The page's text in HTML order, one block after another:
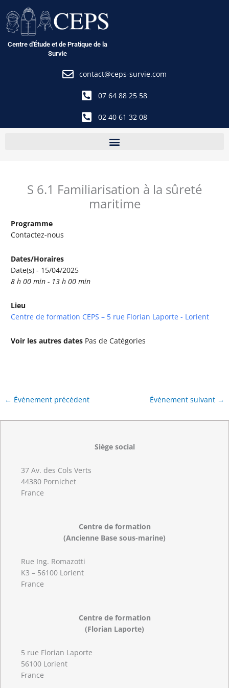
au
contenu
Centre d'Étude et de Pratique de la
Survie
contact@ceps-survie.com
07 64 88 25 58
02 40 61 32 08
S 6.1 Familiarisation à la sûreté
maritime
Programme
Contactez-nous
Dates/Horaires
Date(s) - 15/04/2025
8 h 00 min - 13 h 00 min
Lieu
Centre de formation CEPS – 5 rue Florian Laporte - Lorient
Voir les autres dates Pas de Catégories
← Évènement précédent Évènement suivant →
Siège social
37 Av. des Cols Verts
44380 Pornichet
France
Centre de formation
(Ancienne Base sous-marine)
Rue Ing. Romazotti
K3 – 56100 Lorient
France
Centre de formation
(Florian Laporte)
5 rue Florian Laporte
56100 Lorient
France